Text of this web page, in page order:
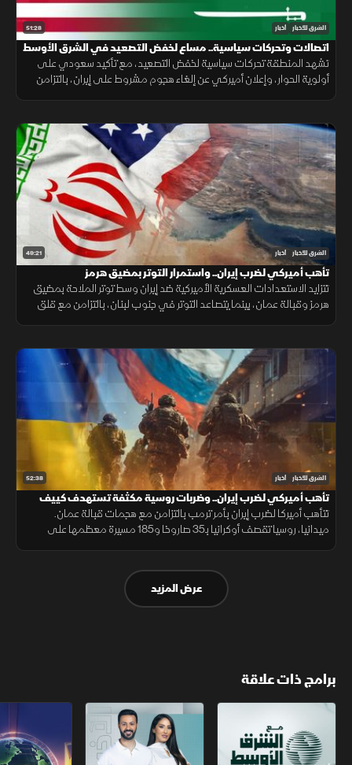
51:28 الشرق للأخبار أخبار
اتصالات وتحركات سياسية.. مساع لخفض التصعيد في الشرق الأوسط
تشهد المنطقة تحركات سياسية لخفض التصعيد، مع تأكيد سعودي على
أولوية الحوار، وإعلان أميركي عن إلغاء هجوم مشروط على إيران، بالتزامن
49:21 الشرق للأخبار أخبار
تأهب أميركي لضرب إيران.. واستمرار التوتر بمضيق هرمز
تتزايد الاستعدادات العسكرية الأميركية ضد إيران وسط توتر الملاحة بمضيق
هرمز وقبالة عمان، بينما يتصاعد التوتر في جنوب لبنان، بالتزامن مع قلق
52:38 الشرق للأخبار أخبار
تأهب أميركي لضرب إيران.. وضربات روسية مكثفة تستهدف كييف
تتأهب أميركا لضرب إيران بأمر ترمب بالتزامن مع هجمات قبالة عمان.
ميدانيا، روسيا تقصف أوكرانيا بـ35 صاروخا و185 مسيرة معظمها على
عرض المزيد
برامج ذات علاقة
مع الشرق الأوسط الخبر الآخر تقارير الشرق